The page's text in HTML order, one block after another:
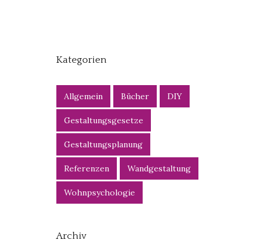
Kategorien
Allgemein Bücher DIY
Gestaltungsgesetze
Gestaltungsplanung
Referenzen Wandgestaltung
Wohnpsychologie
Archiv